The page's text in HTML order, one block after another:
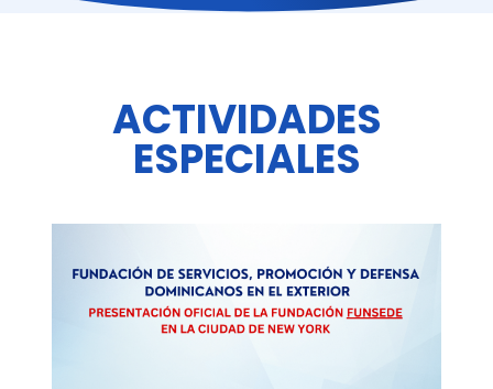
ACTIVIDADES
ESPECIALES